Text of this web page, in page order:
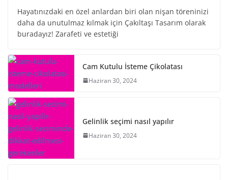
Hayatınızdaki en özel anlardan biri olan nişan töreninizi
daha da unutulmaz kılmak için Çakıltaşı Tasarım olarak
buradayız! Zarafeti ve estetiği
Cam Kutulu İsteme Çikolatası
Haziran 30, 2024
Gelinlik seçimi nasıl yapılır
Haziran 30, 2024